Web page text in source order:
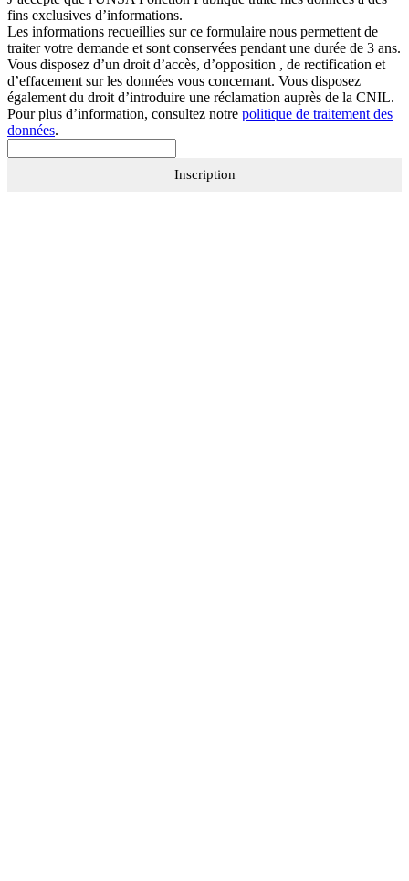
fins exclusives d’informations.
Les informations recueillies sur ce formulaire nous permettent de
traiter votre demande et sont conservées pendant une durée de 3 ans.
Vous disposez d’un droit d’accès, d’opposition , de rectification et
d’effacement sur les données vous concernant. Vous disposez
également du droit d’introduire une réclamation auprès de la CNIL.
Pour plus d’information, consultez notre politique de traitement des
données.
Inscription